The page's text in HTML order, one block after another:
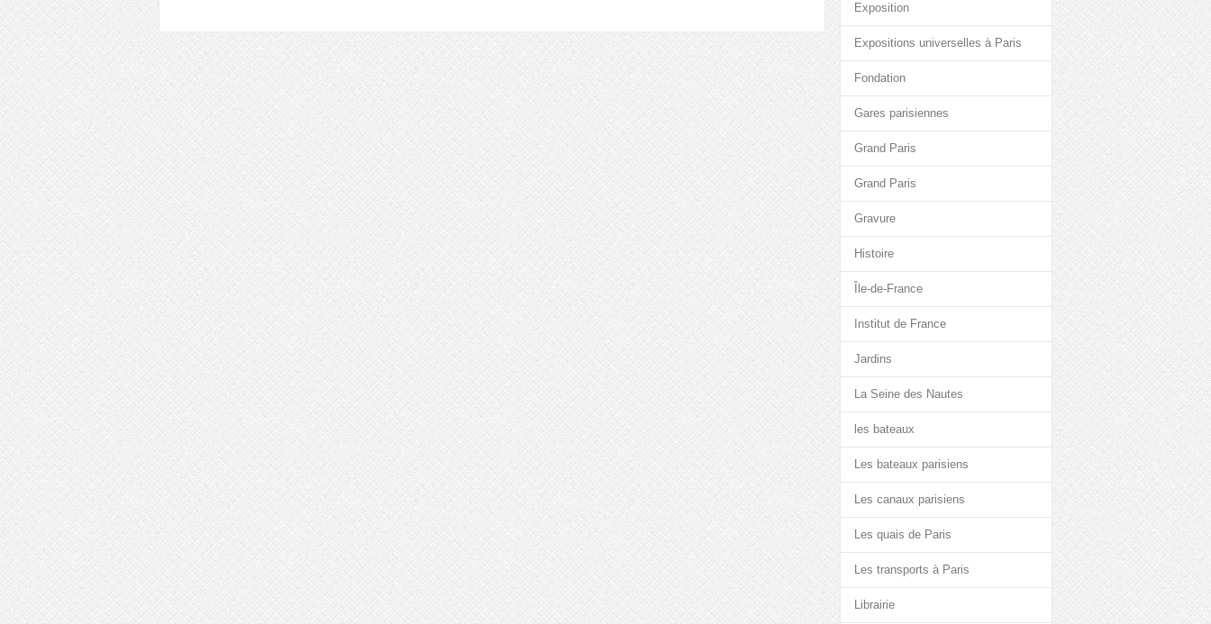
Exposition
Expositions universelles à Paris
Fondation
Gares parisiennes
Grand Paris
Grand Paris
Gravure
Histoire
Île-de-France
Institut de France
Jardins
La Seine des Nautes
les bateaux
Les bateaux parisiens
Les canaux parisiens
Les quais de Paris
Les transports à Paris
Librairie